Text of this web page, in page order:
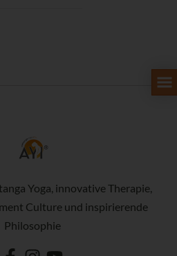
Yoga, innovative Therapie,
Culture und inspirierende
Philosophie